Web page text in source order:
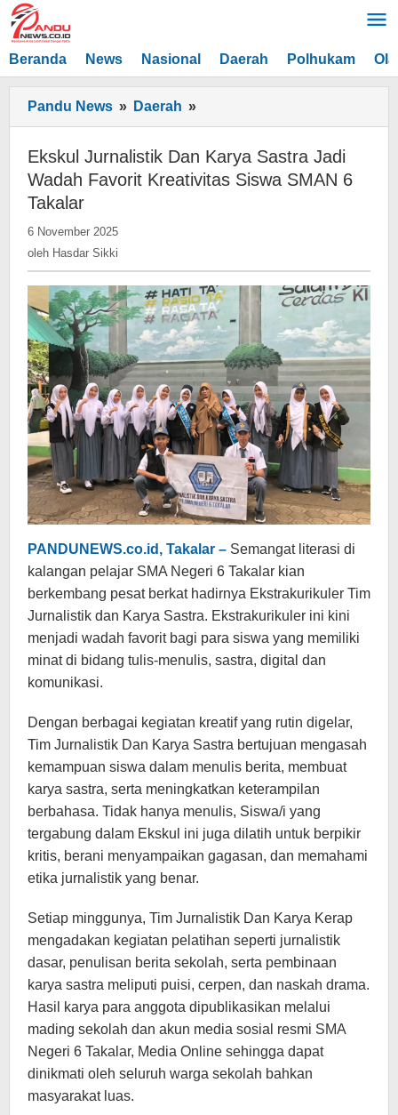
Lewati
ke
konten
Beranda News Nasional Daerah Polhukam
Pandu News » Daerah »
Jurnalistik
Dan
Karya
Sastra
Kreativitas
Siswa
SMAN
6
Takalar
Ekskul Jurnalistik Dan Karya Sastra Jadi
Wadah Favorit Kreativitas Siswa SMAN 6
Takalar
6 November 2025
oleh Hasdar Sikki
PANDUNEWS.co.id, Takalar – Semangat literasi di
kalangan pelajar SMA Negeri 6 Takalar kian
berkembang pesat berkat hadirnya Ekstrakurikuler Tim
Jurnalistik dan Karya Sastra. Ekstrakurikuler ini kini
menjadi wadah favorit bagi para siswa yang memiliki
minat di bidang tulis-menulis, sastra, digital dan
komunikasi.
Dengan berbagai kegiatan kreatif yang rutin digelar,
Tim Jurnalistik Dan Karya Sastra bertujuan mengasah
kemampuan siswa dalam menulis berita, membuat
karya sastra, serta meningkatkan keterampilan
berbahasa. Tidak hanya menulis, Siswa/i yang
tergabung dalam Ekskul ini juga dilatih untuk berpikir
kritis, berani menyampaikan gagasan, dan memahami
etika jurnalistik yang benar.
Setiap minggunya, Tim Jurnalistik Dan Karya Kerap
mengadakan kegiatan pelatihan seperti jurnalistik
dasar, penulisan berita sekolah, serta pembinaan
karya sastra meliputi puisi, cerpen, dan naskah drama.
Hasil karya para anggota dipublikasikan melalui
mading sekolah dan akun media sosial resmi SMA
Negeri 6 Takalar, Media Online sehingga dapat
dinikmati oleh seluruh warga sekolah bahkan
masyarakat luas.